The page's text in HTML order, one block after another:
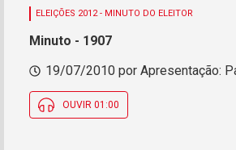
ELEIÇÕES 2012 - MINUTO DO ELEITOR
Minuto - 1907
19/07/2010 por Apresentação:
OUVIR 01:00